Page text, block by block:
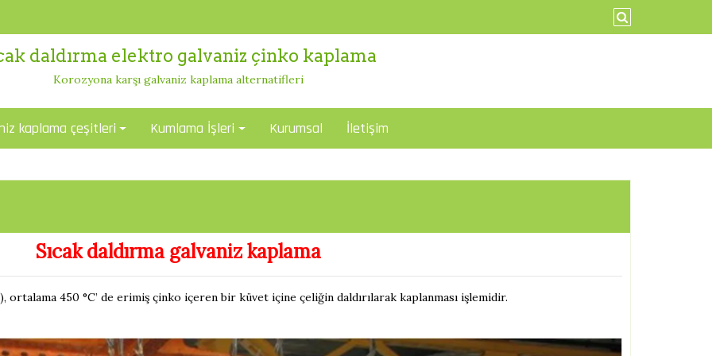
daldırma elektro galvaniz çinko kaplama
Korozyona karşı galvaniz kaplama alternatifleri
kaplama çeşitleri Kumlama İşleri Kurumsal İletişim
Sıcak daldırma galvaniz kaplama
ortalama 450 °C’ de erimiş çinko içeren bir küvet içine çeliğin daldırılarak kaplanması işlemidir.